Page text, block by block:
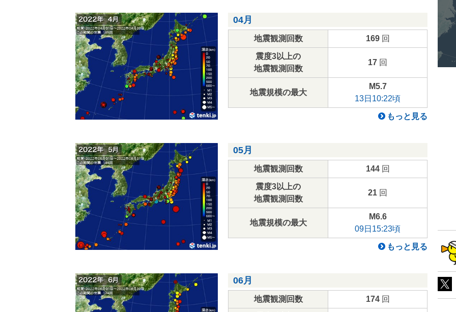
04月
地震観測回数 169回
震度3以上の
地震観測回数
17 回
地震規模の最大
M5.7
13日10:22頃
もっと見る
05月
地震観測回数 144回
震度3以上の
地震観測回数
21 回
地震規模の最大
M6.6
09日15:23頃
もっと見る
06月
地震観測回数 174回